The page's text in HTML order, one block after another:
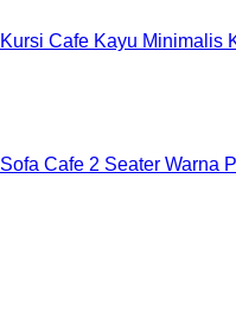
Kursi Cafe Kayu Minimalis
Sofa Cafe 2 Seater Warna